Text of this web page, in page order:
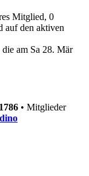
Mitglied, 0
auf den aktiven
die am Sa 28. Mär
1786 • Mitglieder